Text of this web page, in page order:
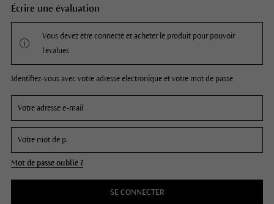
Écrire une évaluation
Vous devez être connecté et acheter le produit pour pouvoir
l'évaluer.
Identifiez-vous avec votre adresse électronique et votre mot de passe
Mot de passe oublié ?
SE CONNECTER